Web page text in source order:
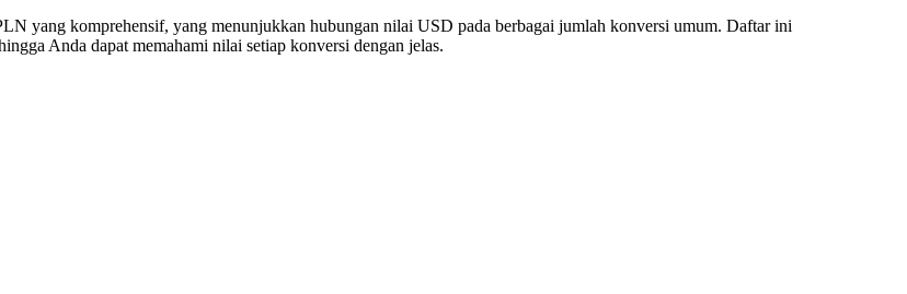
yang komprehensif, yang menunjukkan hubungan nilai USD pada berbagai jumlah konversi umum. Daftar ini
Anda dapat memahami nilai setiap konversi dengan jelas.